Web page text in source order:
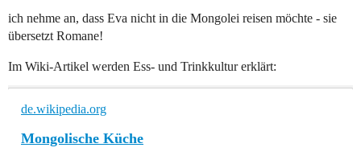
ich nehme an, dass Eva nicht in die Mongolei reisen möchte - sie
übersetzt Romane!
Im Wiki-Artikel werden Ess- und Trinkkultur erklärt:
de.wikipedia.org
Mongolische Küche